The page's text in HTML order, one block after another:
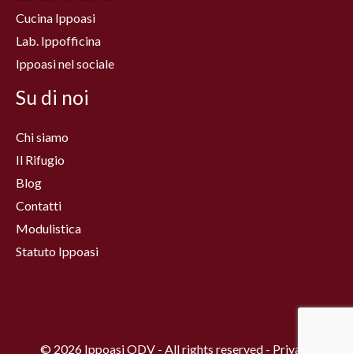
Cucina Ippoasi
Lab. Ippofficina
Ippoasi nel sociale
Su di noi
Chi siamo
Il Rifugio
Blog
Contatti
Modulistica
Statuto Ippoasi
© 2026 Ippoasi ODV - All rights reserved - Privacy